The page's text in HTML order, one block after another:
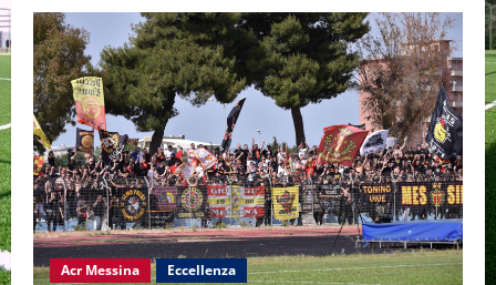
Acr Messina Eccellenza